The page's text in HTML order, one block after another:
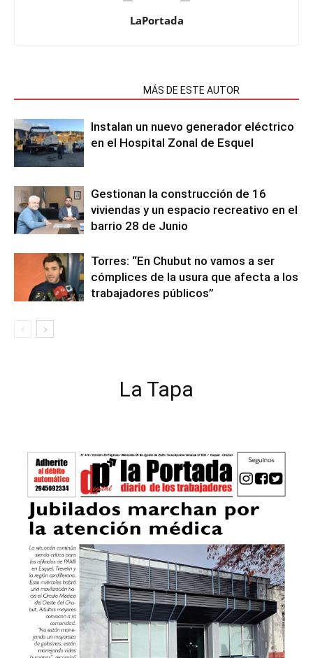
LaPortada
MÁS DE ESTE AUTOR
Instalan un nuevo generador eléctrico
en el Hospital Zonal de Esquel
Gestionan la construcción de 16
viviendas y un espacio recreativo en el
barrio 28 de Junio
Torres: “En Chubut no vamos a ser
cómplices de la usura que afecta a los
trabajadores públicos”
La Tapa